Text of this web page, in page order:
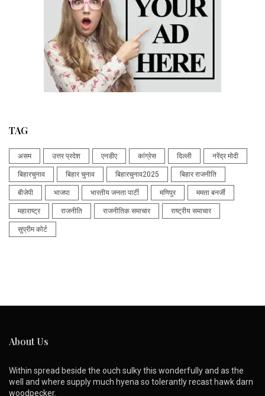
TAG
असम उत्तर प्रदेश एनडीए कांग्रेस दिल्ली नरेंद्र मोदी
बिहारचुनाव बिहार चुनाव बिहारचुनाव2025 बिहार राजनीति
बीजेपी भाजपा भारतीय जनता पार्टी मणिपुर ममता बनर्जी
महाराष्ट्र राजनीति राजनीतिक समाचार राष्ट्रीय समाचार
सुप्रीम कोर्ट
About Us
Within spread beside the ouch sulky this wonderfully and as the
well and where supply much hyena so tolerantly recast hawk darn
woodpecker.